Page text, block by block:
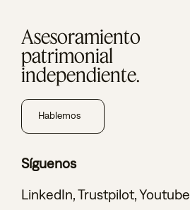
Asesoramiento
patrimonial
independiente.
Hablemos
Síguenos
LinkedIn,Trustpilot,Youtube